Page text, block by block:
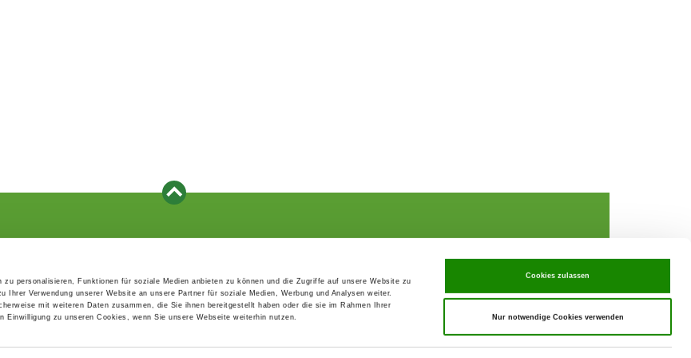
zu personalisieren, Funktionen für soziale Medien anbieten zu können und die Zugriffe auf unsere Website zu
Ihrer Verwendung unserer Website an unsere Partner für soziale Medien, Werbung und Analysen weiter.
mit weiteren Daten zusammen, die Sie ihnen bereitgestellt haben oder die sie im Rahmen Ihrer
Einwilligung zu unseren Cookies, wenn Sie unsere Webseite weiterhin nutzen.
Cookies zulassen
Nur notwendige Cookies verwenden
Supra-regional events VDH/FCI
Events calender
Paymentsystem
Forms, information brochures,
directories